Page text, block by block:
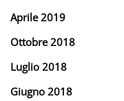
Aprile 2019
Ottobre 2018
Luglio 2018
Giugno 2018